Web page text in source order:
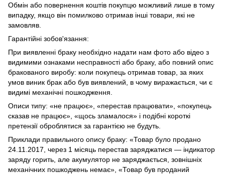
Обмін або повернення коштів покупцю можливий лише в тому
випадку, якщо він помилково отримав інші товари, які не
замовляв.
Гарантійні зобов'язання:
При виявленні браку необхідно надати нам фото або відео з
видимими ознаками несправності або браку, або повний опис
бракованого виробу: коли покупець отримав товар, за яких
умов виник брак або був виявлений, в чому виражається, чи є
видимі механічні пошкодження.
Описи типу: «не працює», «перестав працювати», «покупець
сказав не працює», «щось зламалося» і подібні короткі
претензії оброблятися за гарантією не будуть.
Приклади правильного опису браку: «Товар було продано
24.11.2017, через 1 місяць перестав заряджатися — індикатор
заряду горить, але акумулятор не заряджається, зовнішніх
механічних пошкоджень немає», «Товар був проданий